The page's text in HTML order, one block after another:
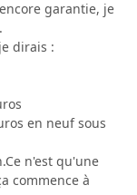
garantie, je
dirais :
en neuf sous
n'est qu'une
commence à